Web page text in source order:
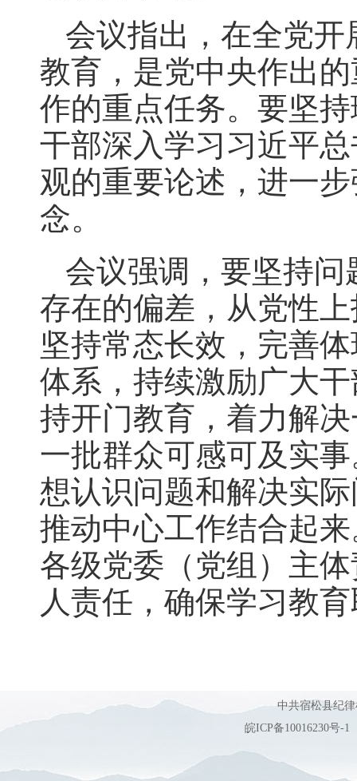
会议指出，在全党
教育，是党中央作出
作的重点任务。要坚
干部深入学习习近平
观的重要论述，进一
念。
会议强调，要坚持
存在的偏差，从党性
坚持常态长效，完善
体系，持续激励广大
持开门教育，着力解
一批群众可感可及实
想认识问题和解决实
推动中心工作结合起
各级党委（党组）主
人责任，确保学习教
中共宿松县纪
皖ICP备10016230号-1